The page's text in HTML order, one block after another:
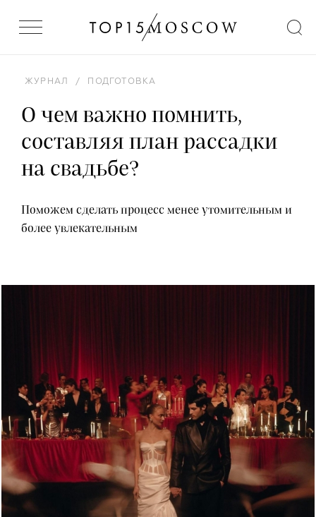
ЖУРНАЛ / ПОДГОТОВКА
О чем важно помнить,
составляя план рассадки
на свадьбе?
Поможем сделать процесс менее утомительным и
более увлекательным